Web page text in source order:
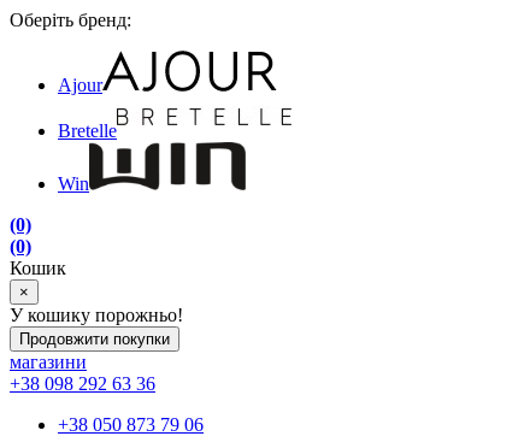
Оберіть бренд:
Ajour
Bretelle
Win
(0)
(0)
Кошик
×
У кошику порожньо!
Продовжити покупки
магазини
+38 098 292 63 36
+38 050 873 79 06